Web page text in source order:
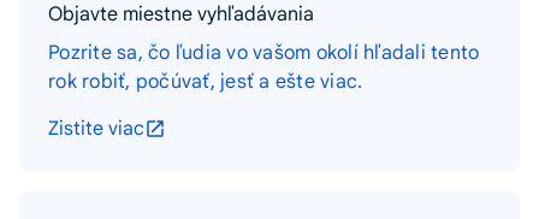
Objavte miestne vyhľadávania
Pozrite sa, čo ľudia vo vašom okolí hľadali tento
rok robiť, počúvať, jesť a ešte viac.
Zistite viac